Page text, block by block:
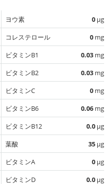
ヨウ素 0 µg
コレステロール
0 mg
ビタミンB1
0.03 mg
ビタミンB2
0.03 mg
ビタミンC
0 mg
ビタミンB6
0.06 mg
ビタミンB12
0.0 µg
葉酸
35 µg
ビタミンA
0 µg
ビタミンD
0.0 µg